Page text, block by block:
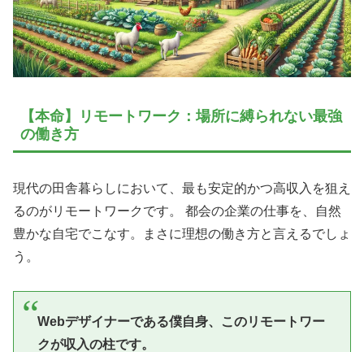
【本命】リモートワーク：場所に縛られない最強
の働き方
現代の田舎暮らしにおいて、最も安定的かつ高収入を狙え
るのがリモートワークです。 都会の企業の仕事を、自然
豊かな自宅でこなす。まさに理想の働き方と言えるでしょ
う。
Webデザイナーである僕自身、このリモートワー
クが収入の柱です。